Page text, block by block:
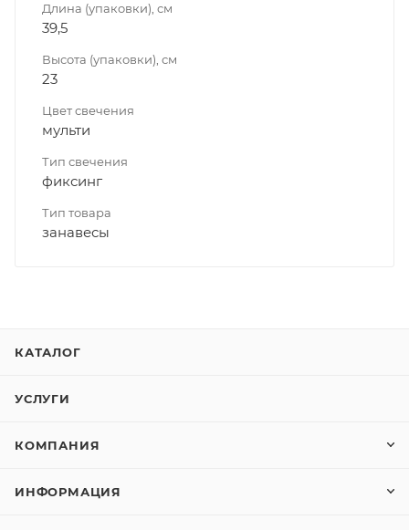
Длина (упаковки), см
39,5
Высота (упаковки), см
23
Цвет свечения
мульти
Тип свечения
фиксинг
Тип товара
занавесы
КАТАЛОГ
УСЛУГИ
КОМПАНИЯ
ИНФОРМАЦИЯ